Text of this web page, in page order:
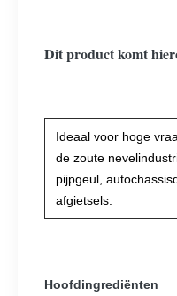
Dit product komt
Ideaal voor hoge
de zoute
pijpgeul,
afgietsels.
Hoofdingrediënten